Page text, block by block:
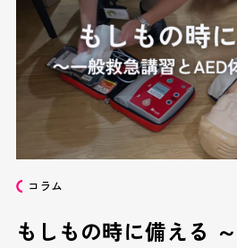
コラム
もしもの時に備える